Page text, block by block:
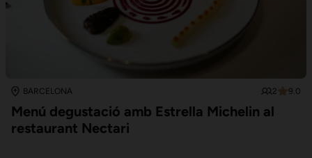
BARCELONA 2 9.0
Menú degustació amb Estrella Michelin al
restaurant Nectari